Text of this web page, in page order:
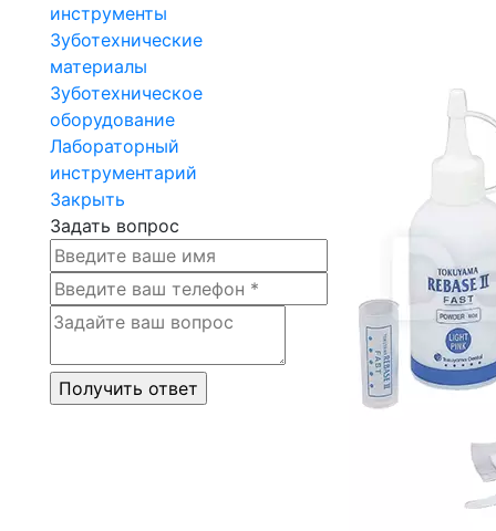
инструменты
Зуботехнические
материалы
Зуботехническое
оборудование
Лабораторный
инструментарий
Закрыть
Задать вопрос